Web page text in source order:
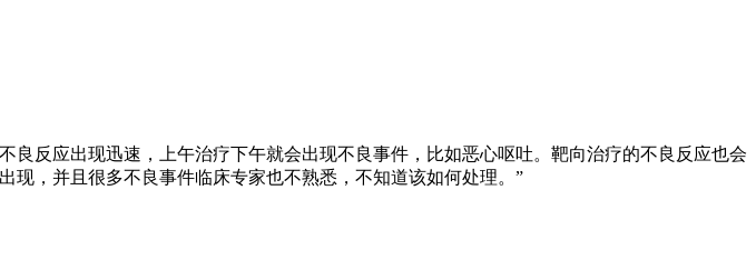
反应出现迅速，上午治疗下午就会出现不良事件，比如恶心呕吐。靶向治疗的不良反应也会
现，并且很多不良事件临床专家也不熟悉，不知道该如何处理。”